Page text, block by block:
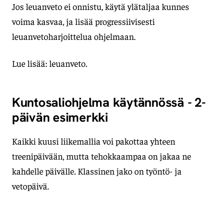
Jos leuanveto ei onnistu, käytä ylätaljaa kunnes
voima kasvaa, ja lisää progressiivisesti
leuanvetoharjoittelua ohjelmaan.
Lue lisää: leuanveto.
Kuntosaliohjelma käytännössä - 2-
päivän esimerkki
Kaikki kuusi liikemallia voi pakottaa yhteen
treenipäivään, mutta tehokkaampaa on jakaa ne
kahdelle päivälle. Klassinen jako on työntö- ja
vetopäivä.